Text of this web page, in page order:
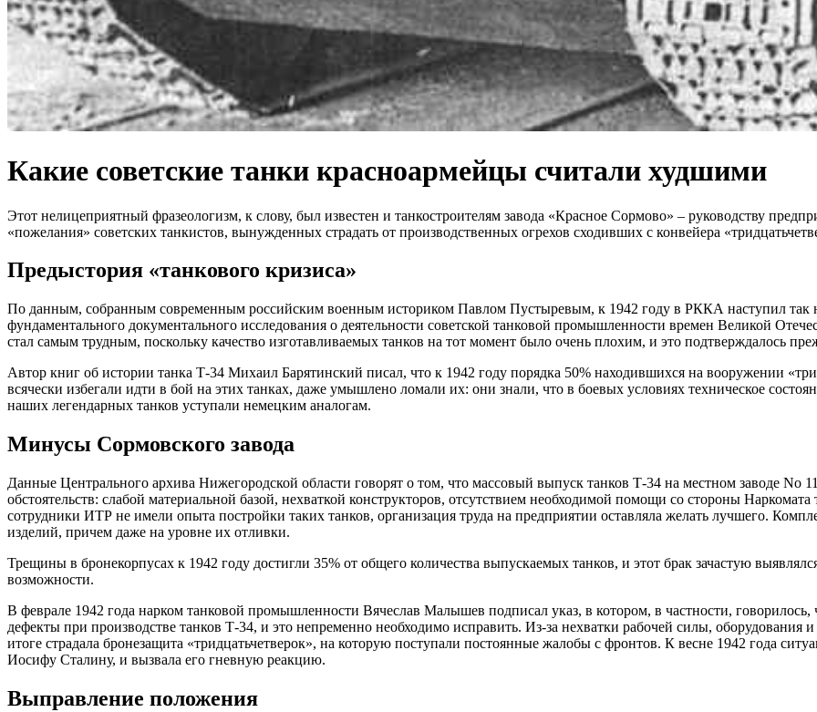
Какие советские танки красноармейцы считали худшими
Этот нелицеприятный фразеологизм, к слову, был известен и танкостроителям завода «Красное Сормово» – руководству
«пожелания» советских танкистов, вынужденных страдать от производственных огрехов сходивших с конвейера
Предыстория «танкового кризиса»
По данным, собранным современным российским военным историком Павлом Пустыревым, к 1942 году в РККА наступил так
фундаментального документального исследования о деятельности советской танковой промышленности времен Великой
стал самым трудным, поскольку качество изготавливаемых танков на тот момент было очень плохим, и это подтверждалось
Автор книг об истории танка Т-34 Михаил Барятинский писал, что к 1942 году порядка 50% находившихся на вооружении
всячески избегали идти в бой на этих танках, даже умышлено ломали их: они знали, что в боевых условиях техническое
наших легендарных танков уступали немецким аналогам.
Минусы Сормовского завода
Данные Центрального архива Нижегородской области говорят о том, что массовый выпуск танков Т-34 на местном заводе No
обстоятельств: слабой материальной базой, нехваткой конструкторов, отсутствием необходимой помощи со стороны
сотрудники ИТР не имели опыта постройки таких танков, организация труда на предприятии оставляла желать лучшего.
изделий, причем даже на уровне их отливки.
Трещины в бронекорпусах к 1942 году достигли 35% от общего количества выпускаемых танков, и этот брак зачастую
возможности.
В феврале 1942 года нарком танковой промышленности Вячеслав Малышев подписал указ, в котором, в частности,
дефекты при производстве танков Т-34, и это непременно необходимо исправить. Из-за нехватки рабочей силы, оборудования
итоге страдала бронезащита «тридцатьчетверок», на которую поступали постоянные жалобы с фронтов. К весне 1942 года
Иосифу Сталину, и вызвала его гневную реакцию.
Выправление положения